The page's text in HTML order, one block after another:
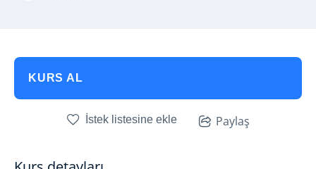
KURS AL
İstek listesine ekle Paylaş